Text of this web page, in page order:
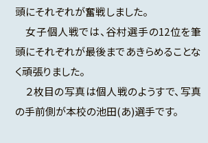
頭にそれぞれが奮戦しました。
女子個人戦では、谷村選手の12位を筆
頭にそれぞれが最後まであきらめることな
く頑張りました。
２枚目の写真は個人戦のようすで、写真
の手前側が本校の池田(あ)選手です。